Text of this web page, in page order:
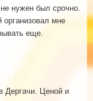
нужен был срочно.
организовал мне
еще.
Дергачи. Ценой и